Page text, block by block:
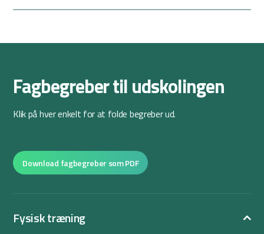
Fagbegreber til udskolingen
Klik på hver enkelt for at folde begreber ud.
Download fagbegreber som PDF
Fysisk træning